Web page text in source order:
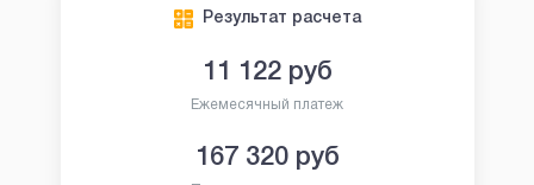
Результат расчета
11 122руб
Ежемесячный платеж
167 320руб